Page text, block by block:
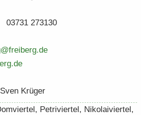
03731 273130
Krü­ger
Pe­tri­vier­tel, Ni­ko­lai­vier­tel,